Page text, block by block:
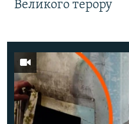
Великого терору